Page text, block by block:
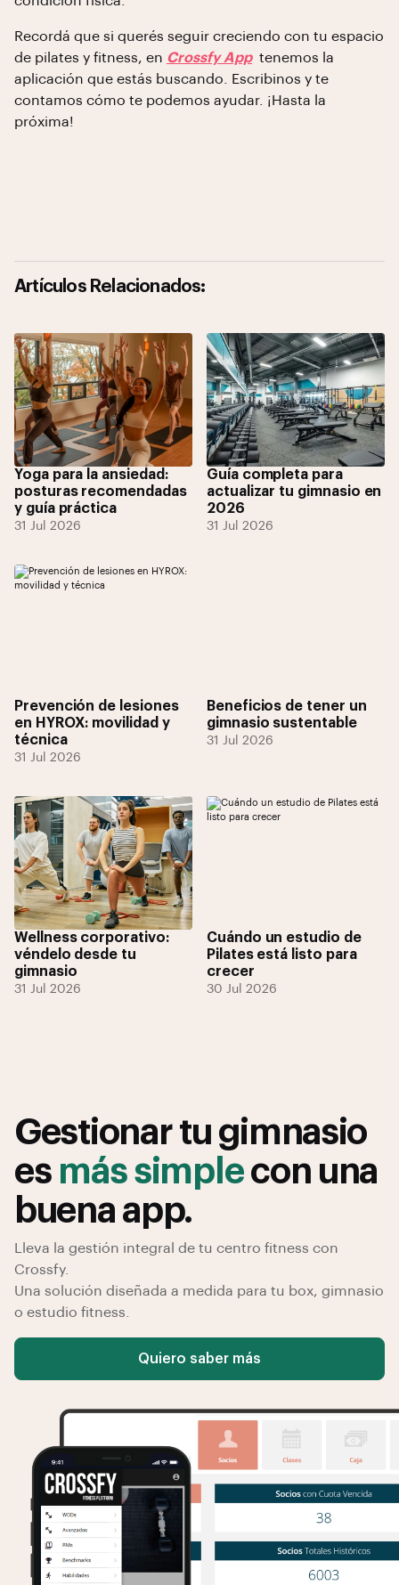
Recordá que si querés seguir creciendo con tu espacio
de pilates y fitness, en Crossfy App tenemos la
aplicación que estás buscando. Escribinos y te
contamos cómo te podemos ayudar. ¡Hasta la
próxima!
Artículos Relacionados:
Yoga para la ansiedad:
posturas recomendadas
y guía práctica
31 Jul 2026
Guía completa para
actualizar tu gimnasio en
2026
31 Jul 2026
Prevención de lesiones
en HYROX: movilidad y
técnica
31 Jul 2026
Beneficios de tener un
gimnasio sustentable
31 Jul 2026
Wellness corporativo:
véndelo desde tu
gimnasio
31 Jul 2026
Cuándo un estudio de
Pilates está listo para
crecer
30 Jul 2026
Gestionar tu gimnasio
es más simplecon una
buena app.
Lleva la gestión integral de tu centro fitness con
Crossfy.
Una solución diseñada a medida para tu box, gimnasio
o estudio fitness.
Quiero saber más